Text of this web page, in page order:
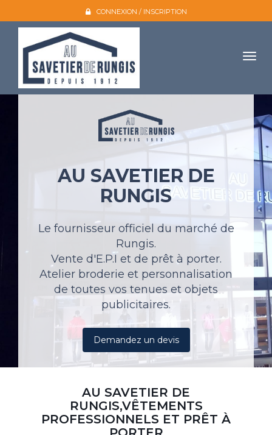
CONNEXION / INSCRIPTION
L'entreprise
Nos produits
Galerie photo
Atelier broderie
Catalogues
Mon compte
Devis et contact
AU SAVETIER DE
RUNGIS
Le fournisseur officiel du marché de
Rungis.
Vente d'E.P.I et de prêt à porter.
Atelier broderie et personnalisation
de toutes vos tenues et objets
publicitaires.
Demandez un devis
AU SAVETIER DE
RUNGIS,VÊTEMENTS
PROFESSIONNELS ET PRÊT À